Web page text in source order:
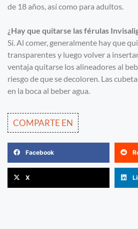
de 18 años, así como para adultos.
¿Hay que quitarse las férulas
Sí. Al comer, generalmente hay que
transparentes y luego volver a
ventaja quitarse los alineadores al
riesgo de que se decoloren. Las
en la boca al beber agua.
COMPARTE EN
Facebook
X